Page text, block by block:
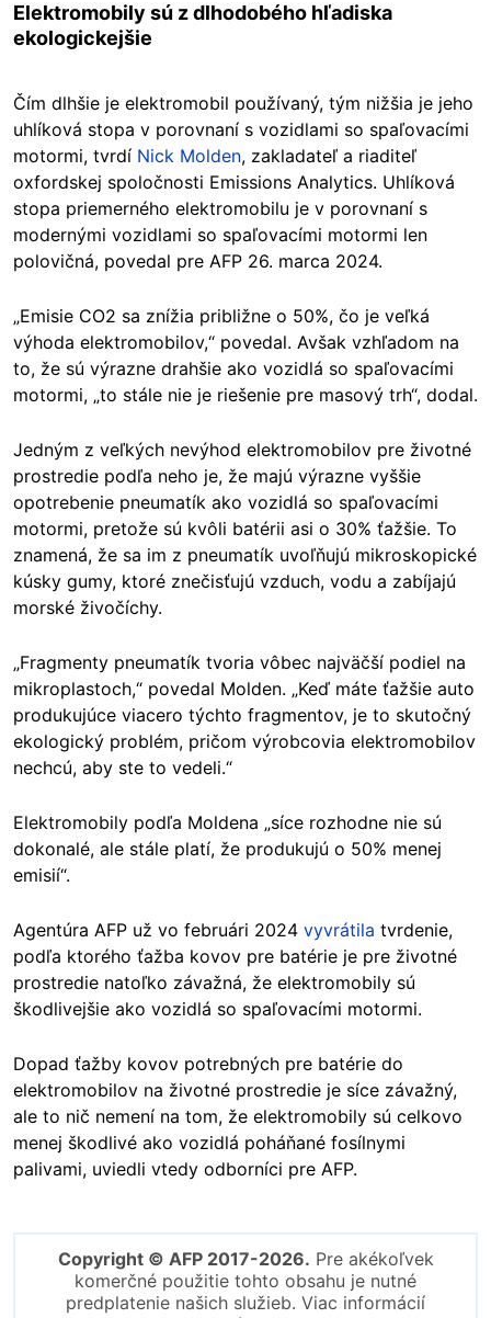
Elektromobily sú z dlhodobého hľadiska
ekologickejšie
Čím dlhšie je elektromobil používaný, tým nižšia je jeho
uhlíková stopa v porovnaní s vozidlami so spaľovacími
motormi, tvrdí Nick Molden, zakladateľ a riaditeľ
oxfordskej spoločnosti Emissions Analytics. Uhlíková
stopa priemerného elektromobilu je v porovnaní s
modernými vozidlami so spaľovacími motormi len
polovičná, povedal pre AFP 26. marca 2024.
„Emisie CO2 sa znížia približne o 50%, čo je veľká
výhoda elektromobilov,“ povedal. Avšak vzhľadom na
to, že sú výrazne drahšie ako vozidlá so spaľovacími
motormi, „to stále nie je riešenie pre masový trh“, dodal.
Jedným z veľkých nevýhod elektromobilov pre životné
prostredie podľa neho je, že majú výrazne vyššie
opotrebenie pneumatík ako vozidlá so spaľovacími
motormi, pretože sú kvôli batérii asi o 30% ťažšie. To
znamená, že sa im z pneumatík uvoľňujú mikroskopické
kúsky gumy, ktoré znečisťujú vzduch, vodu a zabíjajú
morské živočíchy.
„Fragmenty pneumatík tvoria vôbec najväčší podiel na
mikroplastoch,“ povedal Molden. „Keď máte ťažšie auto
produkujúce viacero týchto fragmentov, je to skutočný
ekologický problém, pričom výrobcovia elektromobilov
nechcú, aby ste to vedeli.“
Elektromobily podľa Moldena „síce rozhodne nie sú
dokonalé, ale stále platí, že produkujú o 50% menej
emisií“.
Agentúra AFP už vo februári 2024 vyvrátila tvrdenie,
podľa ktorého ťažba kovov pre batérie je pre životné
prostredie natoľko závažná, že elektromobily sú
škodlivejšie ako vozidlá so spaľovacími motormi.
Dopad ťažby kovov potrebných pre batérie do
elektromobilov na životné prostredie je síce závažný,
ale to nič nemení na tom, že elektromobily sú celkovo
menej škodlivé ako vozidlá poháňané fosílnymi
palivami, uviedli vtedy odborníci pre AFP.
Copyright © AFP 2017-2026. Pre akékoľvek
komerčné použitie tohto obsahu je nutné
predplatenie našich služieb. Viac informácií